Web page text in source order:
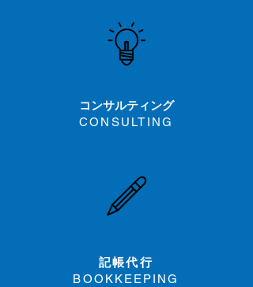
コンサルティング
CONSULTING
記帳代行
BOOKKEEPING